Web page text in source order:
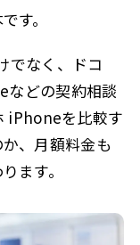
す。
でなく、ドコ
などの契約相談
iPhoneを比較す
、月額料金も
ます。